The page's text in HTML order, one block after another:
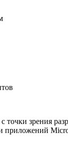
зрения
приложений